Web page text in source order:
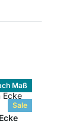
Sale
Maß